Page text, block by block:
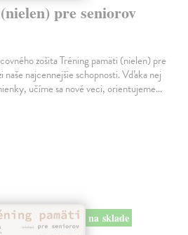
pre seniorov
zošita Tréning pamäti (nielen) pre
najcennejšie schopnosti. Vďaka nej
učíme sa nové veci, orientujeme…
na sklade